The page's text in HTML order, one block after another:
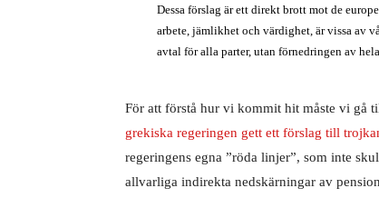
Dessa förslag är ett direkt brott mot de
arbete, jämlikhet och värdighet, är vissa av
avtal för alla parter, utan förnedringen av
För att förstå hur vi kommit hit måste vi gå
grekiska regeringen gett ett förslag till
regeringens egna ”röda linjer”, som inte
allvarliga indirekta nedskärningar av